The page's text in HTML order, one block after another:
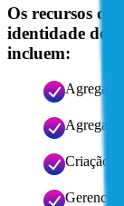
Os recursos de
identidade de
incluem:
Criação/